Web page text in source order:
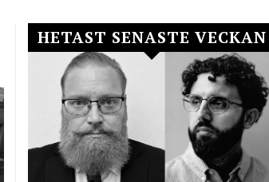
HETAST SENASTE VECKAN